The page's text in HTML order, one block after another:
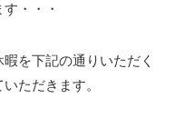
・・・
を下記の通りいただく
ただきます。